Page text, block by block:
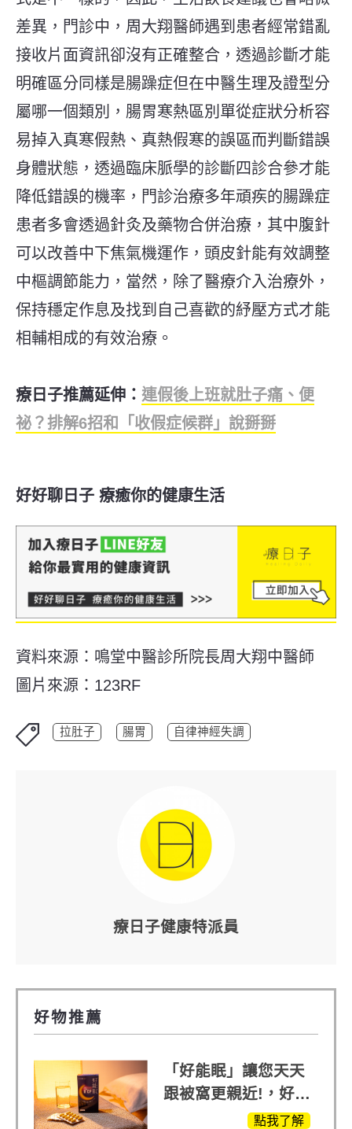
差異，門診中，周大翔醫師遇到患者經常錯亂
接收片面資訊卻沒有正確整合，透過診斷才能
明確區分同樣是腸躁症但在中醫生理及證型分
屬哪一個類別，腸胃寒熱區別單從症狀分析容
易掉入真寒假熱、真熱假寒的誤區而判斷錯誤
身體狀態，透過臨床脈學的診斷四診合參才能
降低錯誤的機率，門診治療多年頑疾的腸躁症
患者多會透過針灸及藥物合併治療，其中腹針
可以改善中下焦氣機運作，頭皮針能有效調整
中樞調節能力，當然，除了醫療介入治療外，
保持穩定作息及找到自己喜歡的紓壓方式才能
相輔相成的有效治療。
療日子推薦延伸： 連假後上班就肚子痛、便
祕？排解6招和「收假症候群」說掰掰
好好聊日子 療癒你的健康生活
資料來源：鳴堂中醫診所院長周大翔中醫師
圖片來源：123RF
拉肚子 腸胃 自律神經失調
療日子健康特派員
好物推薦
「好能眠」讓您天天
跟被窩更親近!，好能
生醫X陳亞蘭推薦!
點我了解